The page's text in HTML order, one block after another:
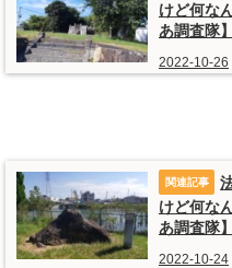
けど何な
あ調査隊】
2022-10-26
けど何な
あ調査隊】
2022-10-24